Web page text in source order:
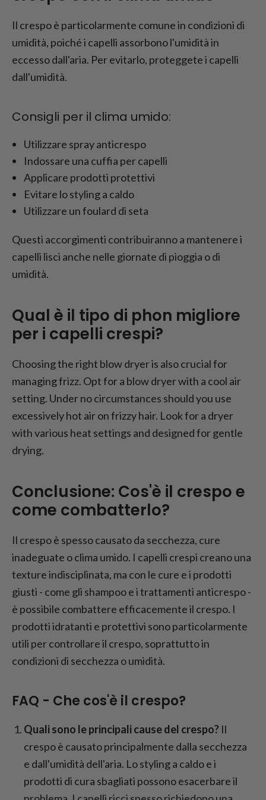
Il crespo è particolarmente comune in condizioni di
umidità, poiché i capelli assorbono l'umidità in
eccesso dall'aria. Per evitarlo, proteggete i capelli
dall'umidità.
Consigli per il clima umido:
Utilizzare spray anticrespo
Indossare una cuffia per capelli
Applicare prodotti protettivi
Evitare lo styling a caldo
Utilizzare un foulard di seta
Questi accorgimenti contribuiranno a mantenere i
capelli lisci anche nelle giornate di pioggia o di
umidità.
Qual è il tipo di phon migliore
per i capelli crespi?
Choosing the right blow dryer is also crucial for
managing frizz. Opt for a blow dryer with a cool air
setting. Under no circumstances should you use
excessively hot air on frizzy hair. Look for a dryer
with various heat settings and designed for gentle
drying.
Conclusione: Cos'è il crespo e
come combatterlo?
Il crespo è spesso causato da secchezza, cure
inadeguate o clima umido. I capelli crespi creano una
texture indisciplinata, ma con le cure e i prodotti
giusti - come gli shampoo e i trattamenti anticrespo -
è possibile combattere efficacemente il crespo. I
prodotti idratanti e protettivi sono particolarmente
utili per controllare il crespo, soprattutto in
condizioni di secchezza o umidità.
FAQ - Che cos'è il crespo?
Quali sono le principali cause del crespo? Il
crespo è causato principalmente dalla secchezza
e dall'umidità dell'aria. Lo styling a caldo e i
prodotti di cura sbagliati possono esacerbare il